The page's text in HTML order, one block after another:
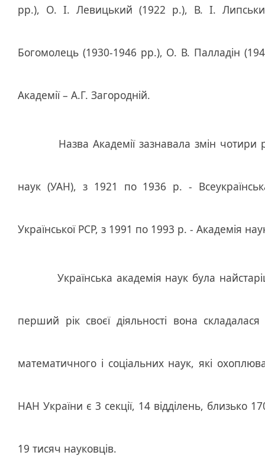
рр.), О. І. Левицький (1922 р.), В. І.
Богомолець (1930-1946 рр.), О. В. Палладін
Академії – А.Г. Загородній.
Назва Академії зазнавала змін чотири
наук (УАН), з 1921 по 1936 р. -
Української РСР, з 1991 по 1993 р. - Академія
Українська академія наук була
перший рік своєї діяльності вона складалася
математичного і соціальних наук, які
НАН України є 3 секції, 14 відділень, близько
19 тисяч науковців.